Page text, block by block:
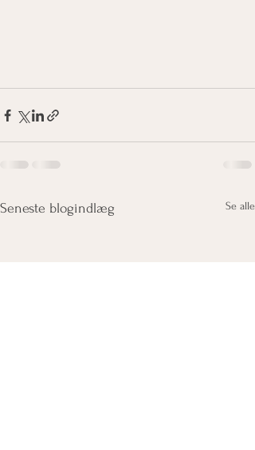
Seneste blogindlæg Se alle